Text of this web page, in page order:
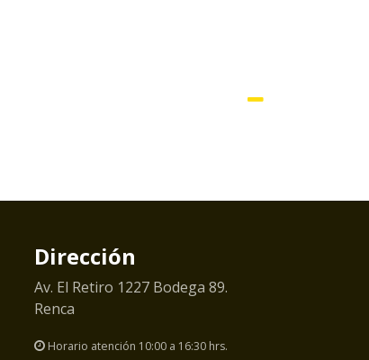
Dirección
Av. El Retiro 1227 Bodega 89.
Renca
Horario atención 10:00 a 16:30 hrs.